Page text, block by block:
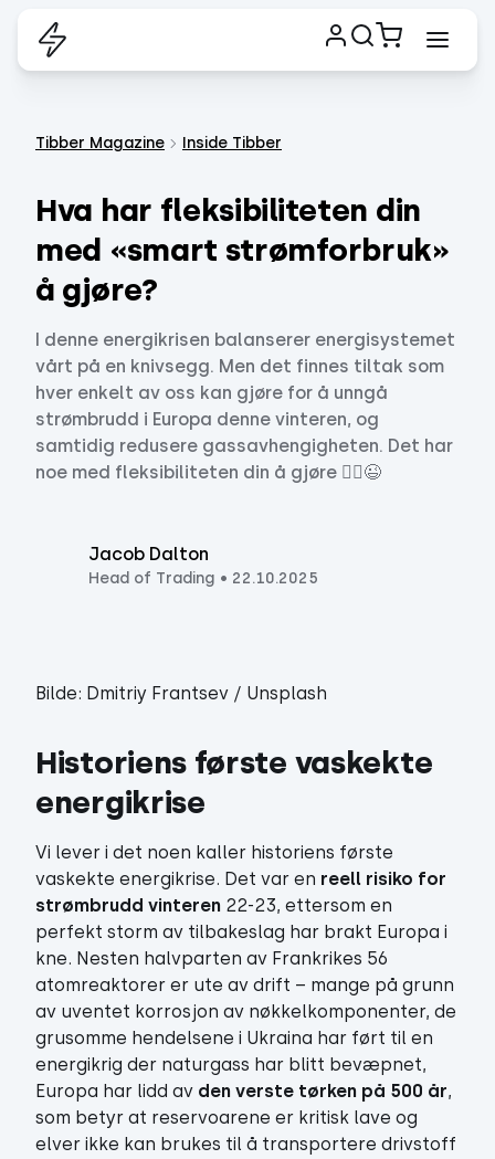
Tibber Magazine Inside Tibber
Hva har fleksibiliteten din
med «smart strømforbruk»
å gjøre?
I denne energikrisen balanserer energisystemet
vårt på en knivsegg. Men det finnes tiltak som
hver enkelt av oss kan gjøre for å unngå
strømbrudd i Europa denne vinteren, og
samtidig redusere gassavhengigheten. Det har
noe med fleksibiliteten din å gjøre 🤸‍♂️😉
Jacob Dalton
Head of Trading • 22.10.2025
Bilde: Dmitriy Frantsev / Unsplash
Historiens første vaskekte
energikrise
Vi lever i det noen kaller historiens første
vaskekte energikrise. Det var en reell risiko for
strømbrudd vinteren 22-23, ettersom en
perfekt storm av tilbakeslag har brakt Europa i
kne. Nesten halvparten av Frankrikes 56
atomreaktorer er ute av drift – mange på grunn
av uventet korrosjon av nøkkelkomponenter, de
grusomme hendelsene i Ukraina har ført til en
energikrig der naturgass har blitt bevæpnet,
Europa har lidd av den verste tørken på 500 år,
som betyr at reservoarene er kritisk lave og
elver ikke kan brukes til å transportere drivstoff